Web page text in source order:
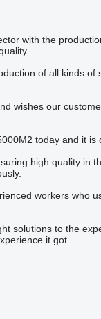
with the
of all kinds of
wishes our
today and it is
high quality in
workers who
solutions to the
it got.